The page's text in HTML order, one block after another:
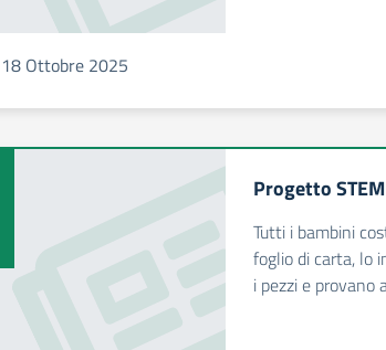
18 Ottobre 2025
Progetto
Tutti i bambini
foglio di carta, lo
i pezzi e provano